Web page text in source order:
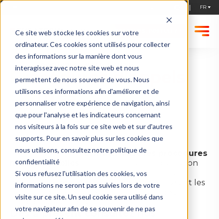
Ce site web stocke les cookies sur votre
ordinateur. Ces cookies sont utilisés pour collecter
des informations sur la manière dont vous
interagissez avec notre site web et nous
permettent de nous souvenir de vous. Nous
utilisons ces informations afin d'améliorer et de
personnaliser votre expérience de navigation, ainsi
que pour l'analyse et les indicateurs concernant
nos visiteurs à la fois sur ce site web et sur d'autres
supports. Pour en savoir plus sur les cookies que
nous utilisons, consultez notre politique de
confidentialité
Si vous refusez l'utilisation des cookies, vos
informations ne seront pas suivies lors de votre
visite sur ce site. Un seul cookie sera utilisé dans
votre navigateur afin de se souvenir de ne pas
STARTUPS, POSTULEZ !
ACCUEIL PROCÉDURES D’APPELS D’OFFRES
Procédures d’appels
d’offres
EuraTechnologiesdématérialise les procédures
marchés publics
en mettant à votre disposition
les avis d’appels publics à concurrence, les
documents de consultation des entreprises, et les
candidatures et des offres.
Dès à présent consultez nos